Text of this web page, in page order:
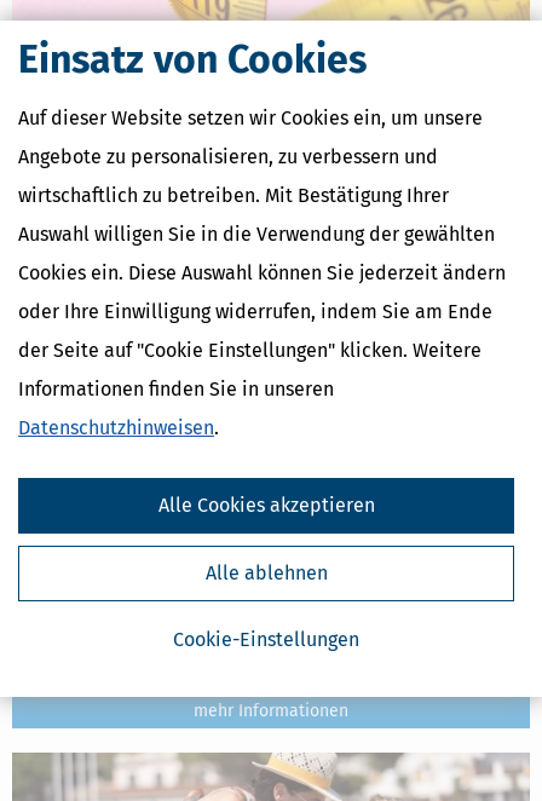
Einsatz von Cookies
Auf dieser Website setzen wir Cookies ein, um unsere
Angebote zu personalisieren, zu verbessern und
wirtschaftlich zu betreiben. Mit Bestätigung Ihrer
Auswahl willigen Sie in die Verwendung der gewählten
Cookies ein. Diese Auswahl können Sie jederzeit ändern
oder Ihre Einwilligung widerrufen, indem Sie am Ende
der Seite auf "Cookie Einstellungen" klicken. Weitere
Informationen finden Sie in unseren
Datenschutzhinweisen.
Cookie-Einstellungen
Alle ablehnen
Alle Cookies akzeptieren
Kann man die Abnehmspritze bei der Steuer absetzen?
12.06.2026, 06:24 Uhr]Vor dem FG Sachsen-Anhalt stritt ein
als außergewöhnliche Belastung in der Steuererklärung absetzen
zu können.
Plötzlich Pflege nötig: Was Angehörige jetzt wissen müssen
Pflegebedürftigkeit kann plötzlich oder
schleichend eintreten. Familien stehen dann oft unvorbereitet vor
neuen Herausforderungen: schnelle Entscheidungen, neue
Begriffe, organisatorische und finanzielle Fragen. Dieser Text soll
mehr